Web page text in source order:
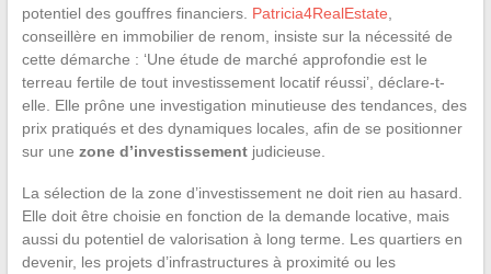
potentiel des gouffres financiers. Patricia4RealEstate
conseillère en immobilier de renom, insiste sur la nécessité de
cette démarche : ‘Une étude de marché approfondie est le
terreau fertile de tout investissement locatif réussi’, déclare-t-
elle. Elle prône une investigation minutieuse des tendances, des
prix pratiqués et des dynamiques locales, afin de se positionner
sur une zone d’investissementjudicieuse.
La sélection de la zone d’investissement ne doit rien au hasard.
Elle doit être choisie en fonction de la demande locative, mais
aussi du potentiel de valorisation à long terme. Les quartiers en
devenir, les projets d’infrastructures à proximité ou les